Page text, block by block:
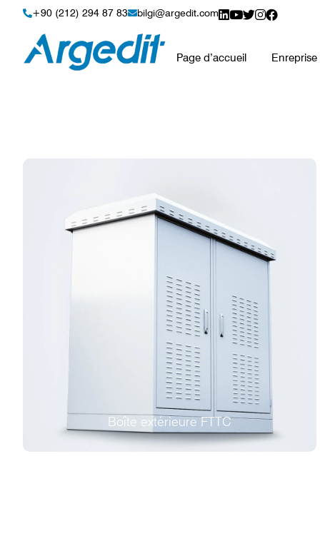
Armoires FTTX
+90 (212) 294 87 83 bilgi@argedit.com
Page d’accueil Enreprise
Boîte extérieure FTTC
Voir le produit